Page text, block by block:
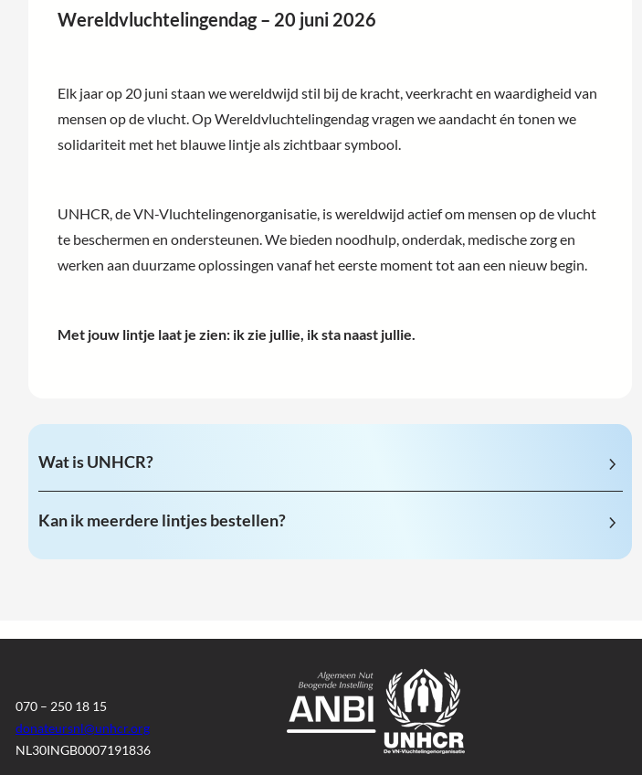
Wereldvluchtelingendag – 20 juni 2026
Elk jaar op 20 juni staan we wereldwijd stil bij de kracht, veerkracht en waardigheid van
mensen op de vlucht. Op Wereldvluchtelingendag vragen we aandacht én tonen we
solidariteit met het blauwe lintje als zichtbaar symbool.
UNHCR, de VN-Vluchtelingenorganisatie, is wereldwijd actief om mensen op de vlucht
te beschermen en ondersteunen. We bieden noodhulp, onderdak, medische zorg en
werken aan duurzame oplossingen vanaf het eerste moment tot aan een nieuw begin.
Met jouw lintje laat je zien: ik zie jullie, ik sta naast jullie.
Wat is UNHCR?
Kan ik meerdere lintjes bestellen?
070 – 250 18 15
donateursnl@unhcr.org
NL30INGB0007191836